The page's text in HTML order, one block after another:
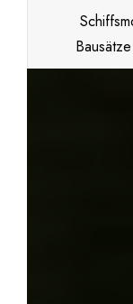
Bausätze